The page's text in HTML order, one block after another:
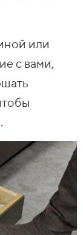
или
с вами,